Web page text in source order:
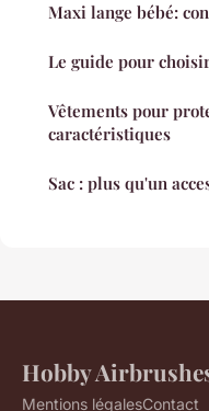
Maxi lange bébé:
Le guide pour
Vêtements pour
caractéristiques
Sac : plus qu'un
Hobby
Mentions légalesContact